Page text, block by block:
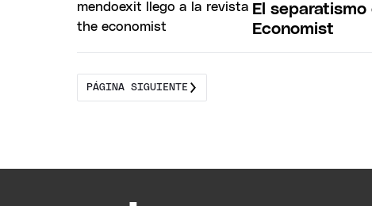
El
Economist
PÁGINA SIGUIENTE